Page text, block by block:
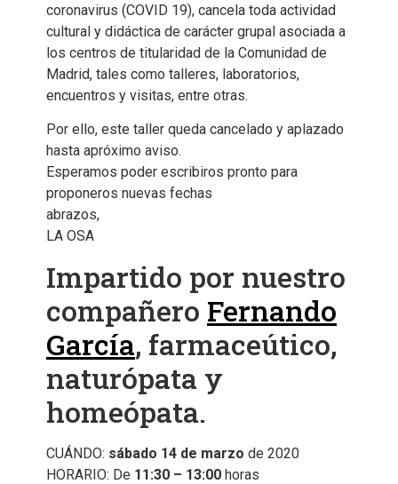
coronavirus (COVID 19), cancela toda actividad
cultural y didáctica de carácter grupal asociada a
los centros de titularidad de la Comunidad de
Madrid, tales como talleres, laboratorios,
encuentros y visitas, entre otras.
Por ello, este taller queda cancelado y aplazado
hasta apróximo aviso.
Esperamos poder escribiros pronto para
proponeros nuevas fechas
abrazos,
LA OSA
Impartido por nuestro
compañero Fernando
García, farmaceútico,
naturópata y
homeópata.
CUÁNDO: sábado 14 de marzo de 2020
HORARIO: De 11:30 – 13:00 horas